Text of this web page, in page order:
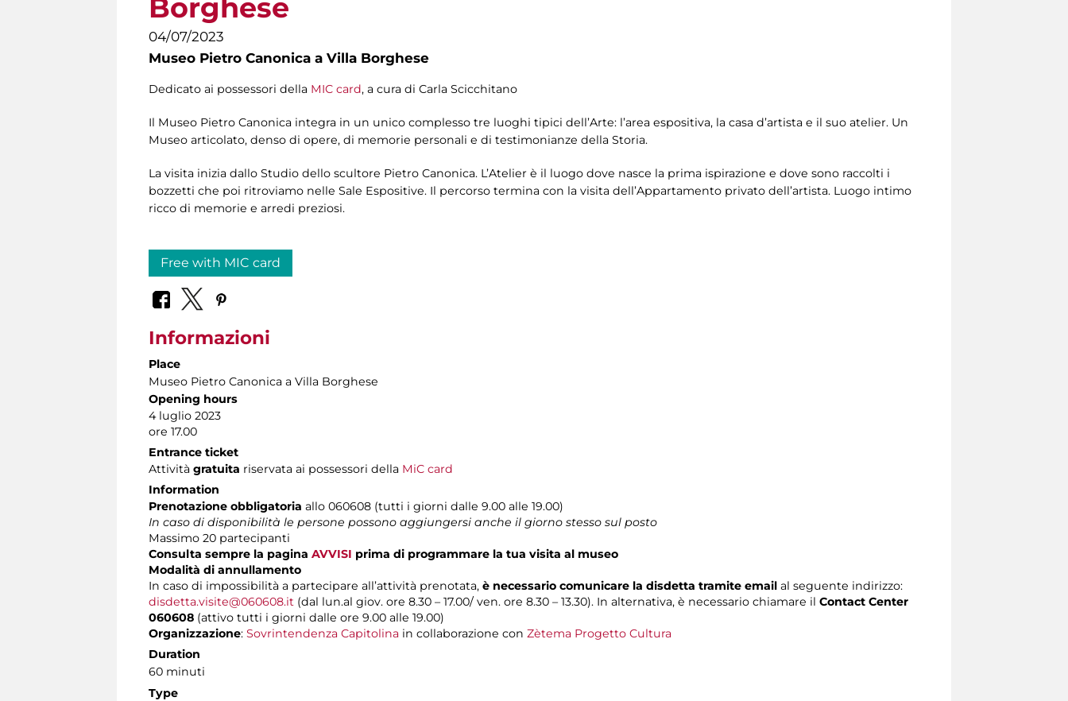
Borghese
04/07/2023
Museo Pietro Canonica a Villa Borghese
Dedicato ai possessori della MIC card, a cura di Carla Scicchitano
Il Museo Pietro Canonica integra in un unico complesso tre luoghi tipici dell’Arte: l’area espositiva, la casa d’artista e il suo atelier. Un
Museo articolato, denso di opere, di memorie personali e di testimonianze della Storia.
La visita inizia dallo Studio dello scultore Pietro Canonica. L’Atelier è il luogo dove nasce la prima ispirazione e dove sono raccolti i
bozzetti che poi ritroviamo nelle Sale Espositive. Il percorso termina con la visita dell’Appartamento privato dell’artista. Luogo intimo
ricco di memorie e arredi preziosi.
Free with MIC card
Informazioni
Place
Museo Pietro Canonica a Villa Borghese
Opening hours
4 luglio 2023
ore 17.00
Entrance ticket
Attività gratuita riservata ai possessori della MiC card
Information
Prenotazione obbligatoria allo 060608 (tutti i giorni dalle 9.00 alle 19.00)
In caso di disponibilità le persone possono aggiungersi anche il giorno stesso sul posto
Massimo 20 partecipanti
Consulta sempre la pagina AVVISI prima di programmare la tua visita al museo
Modalità di annullamento
In caso di impossibilità a partecipare all’attività prenotata, è necessario comunicare la disdetta tramite email al seguente indirizzo:
disdetta.visite@060608.it (dal lun.al giov. ore 8.30 – 17.00/ ven. ore 8.30 – 13.30). In alternativa, è necessario chiamare il Contact Center
060608 (attivo tutti i giorni dalle ore 9.00 alle 19.00)
Organizzazione: Sovrintendenza Capitolina in collaborazione con Zètema Progetto Cultura
Duration
60 minuti
Type